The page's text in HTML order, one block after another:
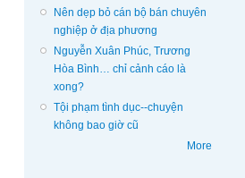
Nên dẹp bỏ cán bộ bán chuyên
nghiệp ở địa phương
Nguyễn Xuân Phúc, Trương
Hòa Bình… chỉ cảnh cáo là
xong?
Tội phạm tình dục--chuyện
không bao giờ cũ
More